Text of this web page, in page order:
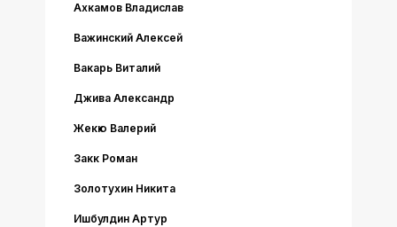
Ахкамов Владислав
Важинский Алексей
Вакарь Виталий
Джива Александр
Жекю Валерий
Закк Роман
Золотухин Никита
Ишбулдин Артур